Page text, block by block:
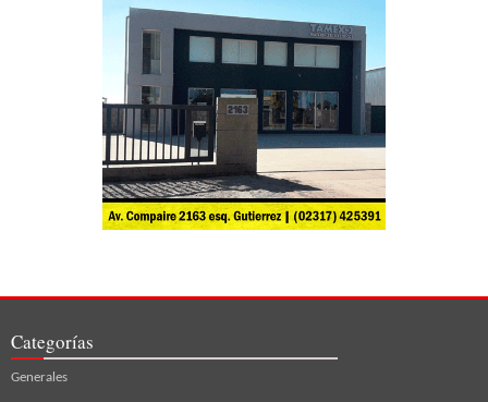
Categorías
Generales